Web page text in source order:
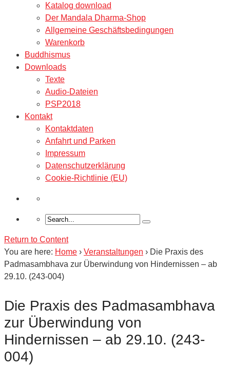
Katalog download
Der Mandala Dharma-Shop
Allgemeine Geschäftsbedingungen
Warenkorb
Buddhismus
Downloads
Texte
Audio-Dateien
PSP2018
Kontakt
Kontaktdaten
Anfahrt und Parken
Impressum
Datenschutzerklärung
Cookie-Richtlinie (EU)
Return to Content
You are here: Home › Veranstaltungen › Die Praxis des
Padmasambhava zur Überwindung von Hindernissen – ab
29.10. (243-004)
Die Praxis des Padmasambhava
zur Überwindung von
Hindernissen – ab 29.10. (243-
004)